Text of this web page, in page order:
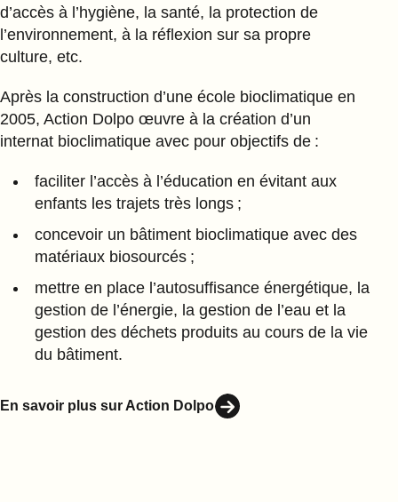
d’accès à l’hygiène, la santé, la protection de
l’environnement, à la réflexion sur sa propre
culture, etc.
Après la construction d’une école bioclimatique en
2005, Action Dolpo œuvre à la création d’un
internat bioclimatique avec pour objectifs de :
faciliter l’accès à l’éducation en évitant aux
enfants les trajets très longs ;
concevoir un bâtiment bioclimatique avec des
matériaux biosourcés ;
mettre en place l’autosuffisance énergétique, la
gestion de l’énergie, la gestion de l’eau et la
gestion des déchets produits au cours de la vie
du bâtiment.
En savoir plus sur Action Dolpo